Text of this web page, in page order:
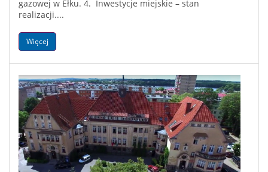
gazowej w Ełku. 4. Inwestycje miejskie – stan
realizacji....
Więcej